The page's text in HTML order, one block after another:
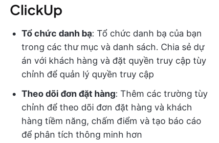
ClickUp
Tổ chức danh bạ: Tổ chức danh bạ của bạn
trong các thư mục và danh sách. Chia sẻ dự
án với khách hàng và đặt quyền truy cập tùy
chỉnh để quản lý quyền truy cập
Theo dõi đơn đặt hàng: Thêm các trường tùy
chỉnh để theo dõi đơn đặt hàng và khách
hàng tiềm năng, chấm điểm và tạo báo cáo
để phân tích thông minh hơn